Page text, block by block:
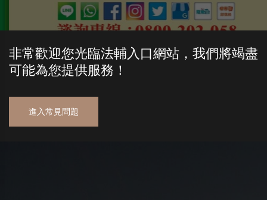
非常歡迎您光臨法輔入口網站，我們將竭盡
可能為您提供服務！
進入常見問題